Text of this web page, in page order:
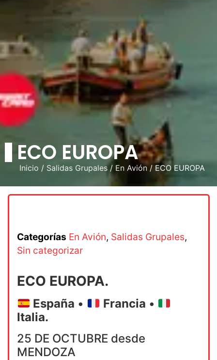
ECO EUROPA
Inicio / Salidas Grupales / En Avión/ ECO EUROPA
Categorías En Avión, Salidas Grupales,
Sin categorizar
ECO EUROPA.
España • Francia •
Italia.
25 DE OCTUBRE desde
MENDOZA